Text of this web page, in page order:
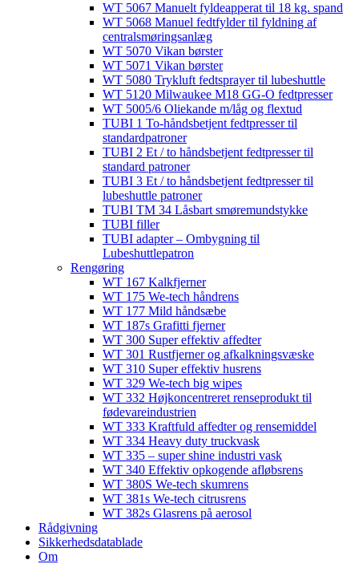
WT 5067 Manuelt fyldeapperat til 18 kg. spand
WT 5068 Manuel fedtfylder til fyldning af
centralsmøringsanlæg
WT 5070 Vikan børster
WT 5071 Vikan børster
WT 5080 Trykluft fedtsprayer til lubeshuttle
WT 5120 Milwaukee M18 GG-O fedtpresser
WT 5005/6 Oliekande m/låg og flextud​
TUBI 1 To-håndsbetjent fedtpresser til
standardpatroner
TUBI 2 Et / to håndsbetjent fedtpresser til
standard patroner
TUBI 3 Et / to håndsbetjent fedtpresser til
lubeshuttle patroner
TUBI TM 34 Låsbart smøremundstykke
TUBI filler
TUBI adapter​ – Ombygning til
Lubeshuttlepatron
Rengøring
WT 167 Kalkfjerner
WT 175 We-tech håndrens
WT 177 Mild håndsæbe
WT 187s Grafitti fjerner
WT 300 Super effektiv affedter​
WT 301 Rustfjerner og afkalkningsvæske
WT 310 Super effektiv husrens
WT 329 We-tech big wipes
WT 332 Højkoncentreret renseprodukt til
fødevareindustrien
WT 333 Kraftfuld affedter og rensemiddel
WT 334 Heavy duty truckvask
WT 335 – super shine industri vask
WT 340 Effektiv opkogende afløbsrens
WT 380S We-tech skumrens
WT 381s We-tech citrusrens
WT 382s Glasrens på aerosol​
Rådgivning
Sikkerhedsdatablade
Om